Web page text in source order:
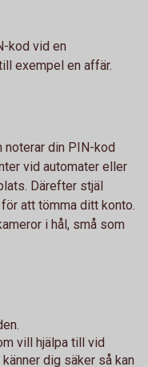
kod vid en
exempel en affär.
noterar din PIN-kod
vid automater eller
Därefter stjäl
att tömma ditt konto.
i hål, små som
vill hjälpa till vid
dig säker så kan